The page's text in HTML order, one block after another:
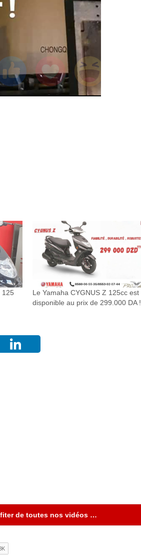
125
Le Yamaha CYGNUS Z 125cc est
disponible au prix de 299.000 DA !
de toutes nos vidéos …